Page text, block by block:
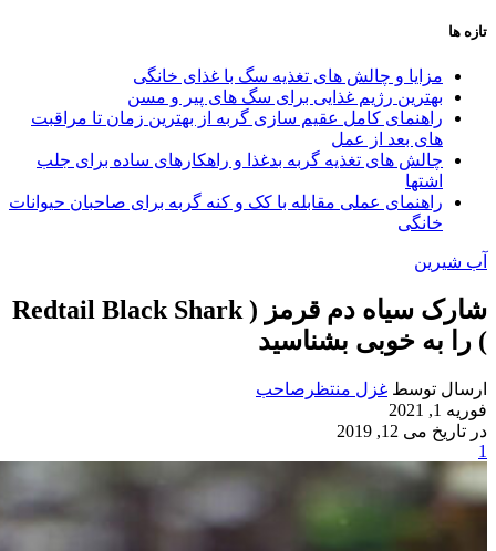
تازه ها
مزایا و چالش‌ های تغذیه سگ با غذای خانگی
بهترین رژیم غذایی برای سگ‌ های پیر و مسن
راهنمای کامل عقیم سازی گربه از بهترین زمان تا مراقبت‌
های بعد از عمل
چالش‌ های تغذیه گربه بدغذا و راهکارهای ساده برای جلب
اشتها
راهنمای عملی مقابله با کک و کنه گربه برای صاحبان حیوانات
خانگی
آب شیرین
شارک سیاه دم قرمز ( Redtail Black Shark
) را به خوبی بشناسید
ارسال توسط غزل منتظرصاحب
فوریه 1, 2021
در تاریخ می 12, 2019
1